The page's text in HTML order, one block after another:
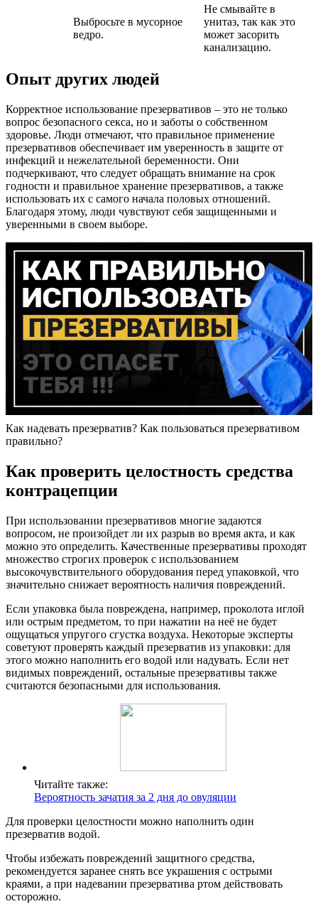
Выбросьте в мусорное
ведро.
Не смывайте в
унитаз, так как это
может засорить
канализацию.
Опыт других людей
Корректное использование презервативов – это не только
вопрос безопасного секса, но и заботы о собственном
здоровье. Люди отмечают, что правильное применение
презервативов обеспечивает им уверенность в защите от
инфекций и нежелательной беременности. Они
подчеркивают, что следует обращать внимание на срок
годности и правильное хранение презервативов, а также
использовать их с самого начала половых отношений.
Благодаря этому, люди чувствуют себя защищенными и
уверенными в своем выборе.
Как надевать презерватив? Как пользоваться презервативом
правильно?
Как проверить целостность средства
контрацепции
При использовании презервативов многие задаются
вопросом, не произойдет ли их разрыв во время акта, и как
можно это определить. Качественные презервативы проходят
множество строгих проверок с использованием
высокочувствительного оборудования перед упаковкой, что
значительно снижает вероятность наличия повреждений.
Если упаковка была повреждена, например, проколота иглой
или острым предметом, то при нажатии на неё не будет
ощущаться упругого сгустка воздуха. Некоторые эксперты
советуют проверять каждый презерватив из упаковки: для
этого можно наполнить его водой или надувать. Если нет
видимых повреждений, остальные презервативы также
считаются безопасными для использования.
Читайте также:
Вероятность зачатия за 2 дня до овуляции
Для проверки целостности можно наполнить один
презерватив водой.
Чтобы избежать повреждений защитного средства,
рекомендуется заранее снять все украшения с острыми
краями, а при надевании презерватива ртом действовать
осторожно.